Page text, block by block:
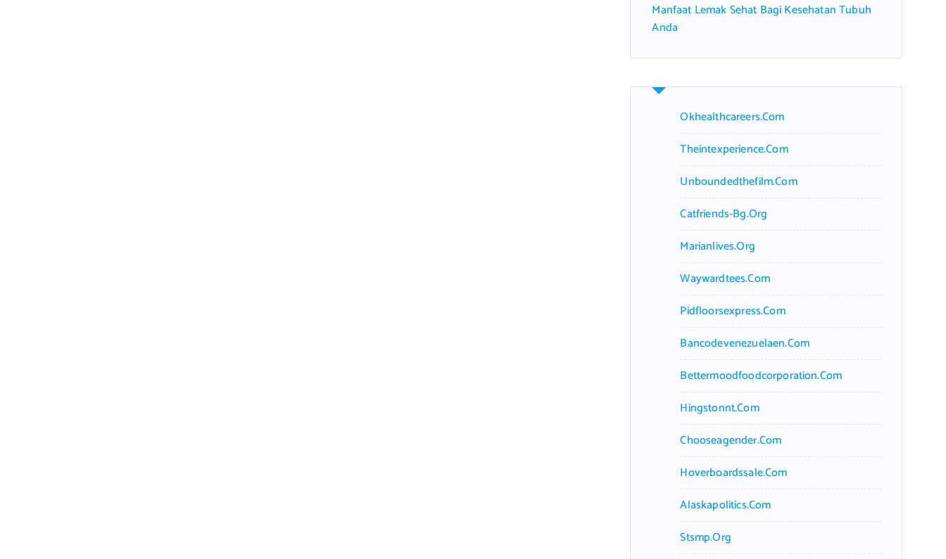
Manfaat Lemak Sehat Bagi Kesehatan Tubuh
Anda
Okhealthcareers.com
Theintexperience.com
Unboundedthefilm.com
Catfriends-Bg.org
Marianlives.org
Waywardtees.com
Pidfloorsexpress.com
Bancodevenezuelaen.com
Bettermoodfoodcorporation.com
Hingstonnt.com
Chooseagender.com
Hoverboardssale.com
Alaskapolitics.com
Stsmp.org